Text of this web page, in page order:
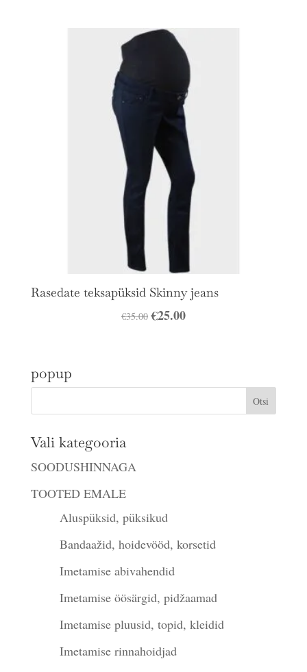
Rasedate teksapüksid Skinny jeans
€35.00 Algne
€25.00Praegune
popup
Vali kategooria
SOODUSHINNAGA
TOOTED EMALE
Aluspüksid, püksikud
Bandaažid, hoidevööd, korsetid
Imetamise abivahendid
Imetamise öösärgid, pidžaamad
Imetamise pluusid, topid, kleidid
Imetamise rinnahoidjad